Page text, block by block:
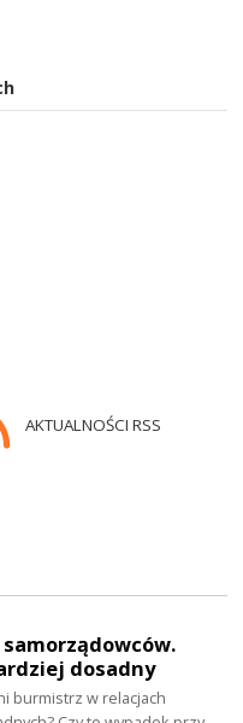
AKTUALNOŚCI RSS
dosadny
burmistrz w relacjach